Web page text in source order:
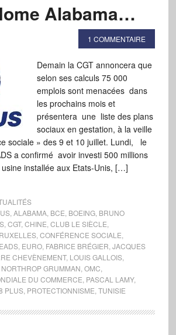
Alabama…
1 COMMENTAIRE
Demain la CGT annoncera que
selon ses calculs 75 000
emplois sont menacées dans
les prochains mois et
présentera une liste des plans
sociaux en gestation, à la veille
sociale » des 9 et 10 juillet. Lundi, le
a confirmé avoir investi 500 millions
usine installée aux Etats-Unis, […]
, ALABAMA, BCE BOEING, BRUNO
, CGT, CHINE CLUB LE SIÈCLE
, CONFÉRENCE SOCIALE
EADS, EURO, FABRICE BRÉGIER JACQUES
CHEVÈNEMENT, LOUIS GALLOIS,
NORTHROP GRUMMAN OMC
DU COMMERCE PASCAL LAMY,
PLUS, PROTECTIONNISME TUNISIE